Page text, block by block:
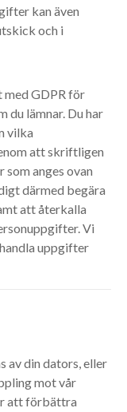
kan även
och i
med GDPR för
du lämnar. Du har
vilka
att skriftligen
anges ovan
därmed begära
att återkalla
Vi
uppgifter
av din dators, eller
mot vår
att förbättra